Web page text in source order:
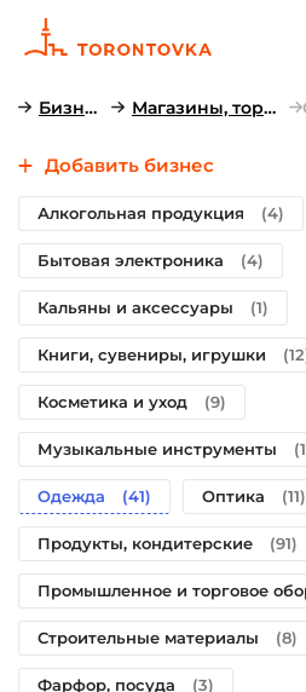
Бизнесы Магазины, торговля
Добавить бизнес
Алкогольная продукция (4)
Бытовая электроника (4)
Кальяны и аксессуары (1)
Книги, сувениры, игрушки
Косметика и уход (9)
Музыкальные инструменты
Одежда (41) Оптика (11)
Продукты, кондитерские (91)
Промышленное и торговое
Строительные материалы (8)
Фарфор, посуда (3)